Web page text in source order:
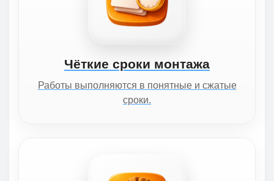
Чёткие сроки монтажа
Работы выполняются в понятные и сжатые
сроки.